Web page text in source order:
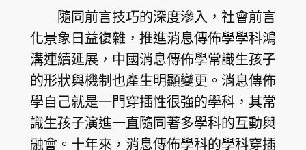
隨同前言技巧的深度滲入，社會前言
化景象日益復雜，推進消息傳佈學學科鴻
溝連續延展，中國消息傳佈學常識生孩子
的形狀與機制也產生明顯變更。消息傳佈
學自己就是一門穿插性很強的學科，其常
識生孩子演進一直隨同著多學科的互動與
融會。十年來，消息傳佈學科的學科穿插